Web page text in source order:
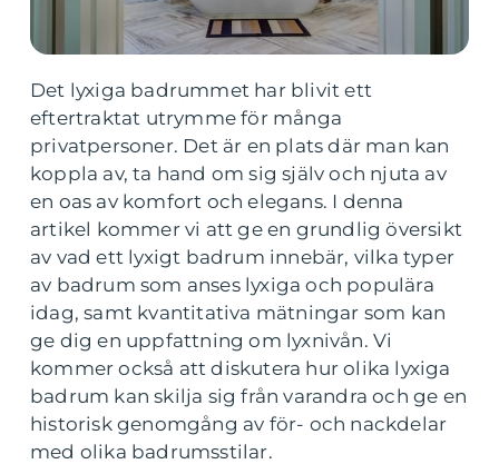
Det lyxiga badrummet har blivit ett
eftertraktat utrymme för många
privatpersoner. Det är en plats där man kan
koppla av, ta hand om sig själv och njuta av
en oas av komfort och elegans. I denna
artikel kommer vi att ge en grundlig översikt
av vad ett lyxigt badrum innebär, vilka typer
av badrum som anses lyxiga och populära
idag, samt kvantitativa mätningar som kan
ge dig en uppfattning om lyxnivån. Vi
kommer också att diskutera hur olika lyxiga
badrum kan skilja sig från varandra och ge en
historisk genomgång av för- och nackdelar
med olika badrumsstilar.